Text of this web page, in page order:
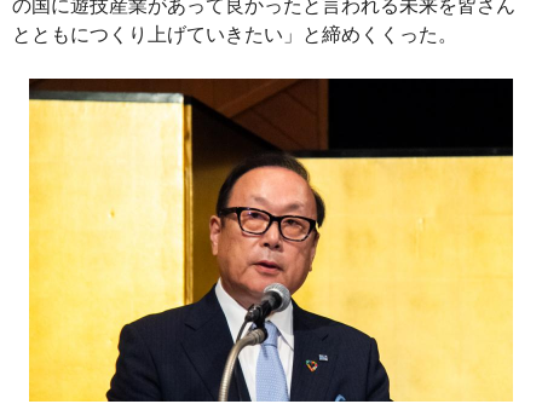
の国に遊技産業があって良かったと言われる未来を皆さん
とともにつくり上げていきたい」と締めくくった。